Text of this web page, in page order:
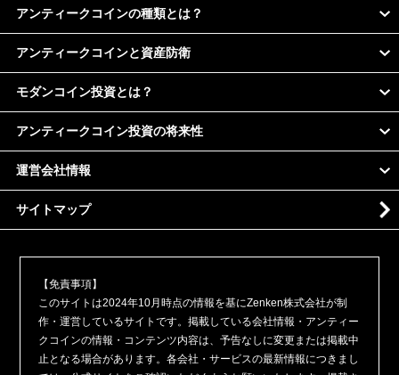
アンティークコインの種類とは？
アンティークコインと資産防衛
モダンコイン投資とは？
アンティークコイン投資の将来性
運営会社情報
サイトマップ
【免責事項】
このサイトは2024年10月時点の情報を基にZenken株式会社が制
作・運営しているサイトです。掲載している会社情報・アンティー
クコインの情報・コンテンツ内容は、予告なしに変更または掲載中
止となる場合があります。各会社・サービスの最新情報につきまし